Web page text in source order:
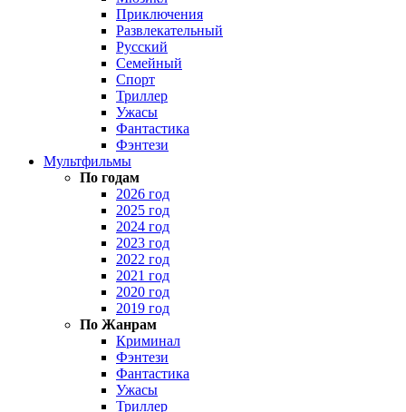
Приключения
Развлекательный
Русский
Семейный
Спорт
Триллер
Ужасы
Фантастика
Фэнтези
Мультфильмы
По годам
2026 год
2025 год
2024 год
2023 год
2022 год
2021 год
2020 год
2019 год
По Жанрам
Криминал
Фэнтези
Фантастика
Ужасы
Триллер